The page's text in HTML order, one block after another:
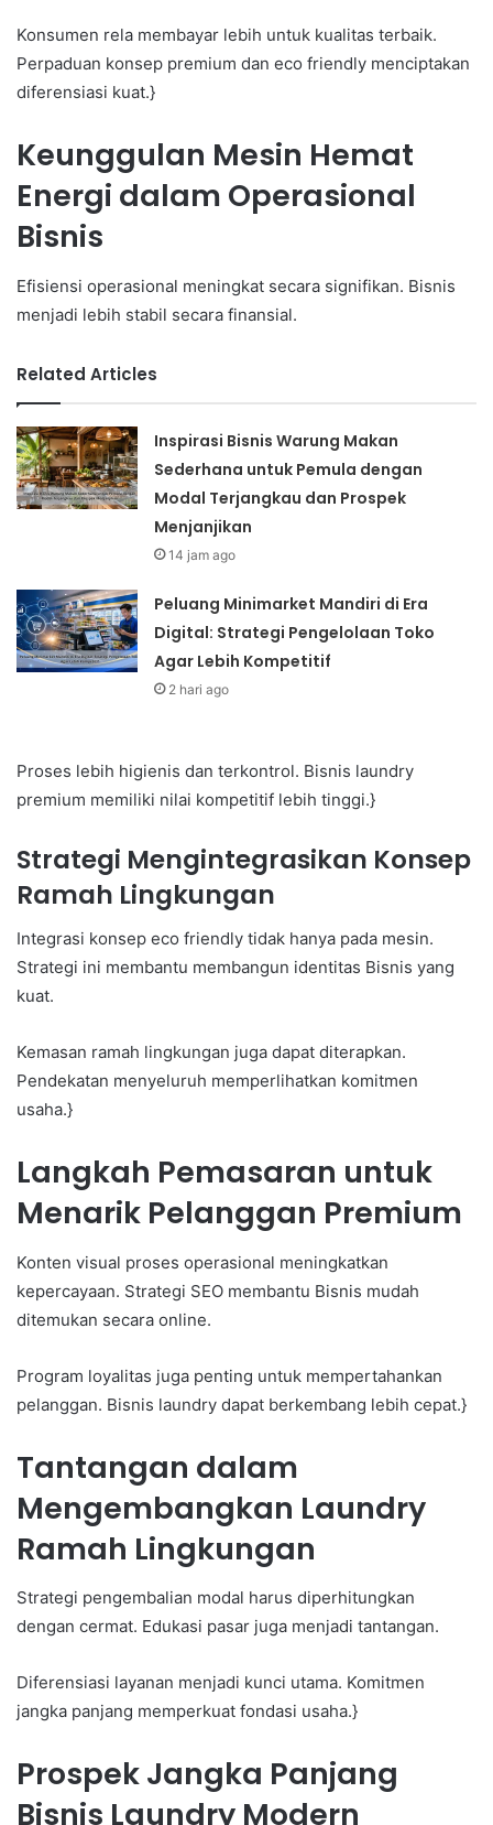
Konsumen rela membayar lebih untuk kualitas terbaik.
Perpaduan konsep premium dan eco friendly menciptakan
diferensiasi kuat.}
Keunggulan Mesin Hemat
Energi dalam Operasional
Bisnis
Efisiensi operasional meningkat secara signifikan. Bisnis
menjadi lebih stabil secara finansial.
Related Articles
Inspirasi Bisnis Warung Makan
Sederhana untuk Pemula dengan
Modal Terjangkau dan Prospek
Menjanjikan
14 jam ago
Peluang Minimarket Mandiri di Era
Digital: Strategi Pengelolaan Toko
Agar Lebih Kompetitif
2 hari ago
Proses lebih higienis dan terkontrol. Bisnis laundry
premium memiliki nilai kompetitif lebih tinggi.}
Strategi Mengintegrasikan Konsep
Ramah Lingkungan
Integrasi konsep eco friendly tidak hanya pada mesin.
Strategi ini membantu membangun identitas Bisnis yang
kuat.
Kemasan ramah lingkungan juga dapat diterapkan.
Pendekatan menyeluruh memperlihatkan komitmen
usaha.}
Langkah Pemasaran untuk
Menarik Pelanggan Premium
Konten visual proses operasional meningkatkan
kepercayaan. Strategi SEO membantu Bisnis mudah
ditemukan secara online.
Program loyalitas juga penting untuk mempertahankan
pelanggan. Bisnis laundry dapat berkembang lebih cepat.}
Tantangan dalam
Mengembangkan Laundry
Ramah Lingkungan
Strategi pengembalian modal harus diperhitungkan
dengan cermat. Edukasi pasar juga menjadi tantangan.
Diferensiasi layanan menjadi kunci utama. Komitmen
jangka panjang memperkuat fondasi usaha.}
Prospek Jangka Panjang
Bisnis Laundry Modern